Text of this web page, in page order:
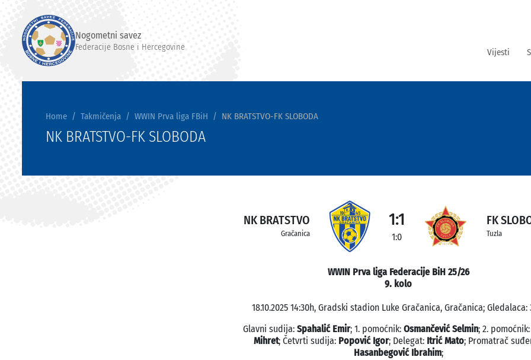
Nogometni savez
Federacije Bosne i Hercegovine Vijesti
Home Takmičenja WWIN Prva liga FBiH NK BRATSTVO-FK SLOBODA
NK BRATSTVO-FK SLOBODA
NK BRATSTVO
Gračanica
1:1
1:0
FK
Tuzla
WWIN Prva liga Federacije BiH 25/26
9. kolo
18.10.2025 14:30h, Gradski stadion Luke Gračanica, Gračanica; Gledalaca:
Glavni sudija: Spahalić Emir; 1. pomoćnik: Osmančević Selmin; 2. pomoćnik:
Mihret; Četvrti sudija: Popović Igor; Delegat: Itrić Mato; Promatrač
Hasanbegović Ibrahim;